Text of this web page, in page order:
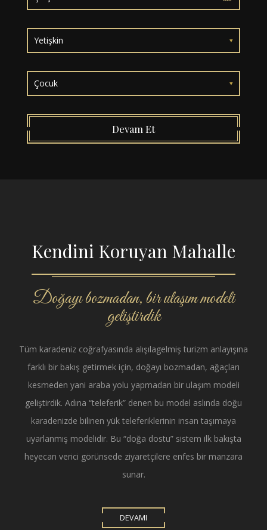
Yetişkin
Çocuk
Devam Et
Kendini Koruyan Mahalle
Doğayı bozmadan, bir ulaşım modeli
geliştirdik
Tüm karadeniz coğrafyasında alışılagelmiş turizm anlayışına
farklı bir bakış getirmek için, doğayı bozmadan, ağaçları
kesmeden yani araba yolu yapmadan bir ulaşım modeli
geliştirdik. Adına “teleferik” denen bu model aslında doğu
karadenizde bilinen yük teleferiklerinin insan taşımaya
uyarlanmış modelidir. Bu “doğa dostu” sistem ilk bakışta
heyecan verici görünsede ziyaretçilere enfes bir manzara
sunar.
DEVAMI